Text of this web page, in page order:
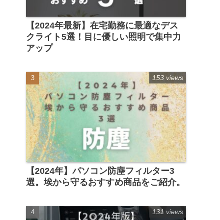
【2024年最新】在宅勤務に最適なデス
クライト5選！目に優しい照明で集中力
アップ
【2024年】パソコン防塵フィルター3
選。埃から守るおすすめ商品をご紹介。
153 views
131 views